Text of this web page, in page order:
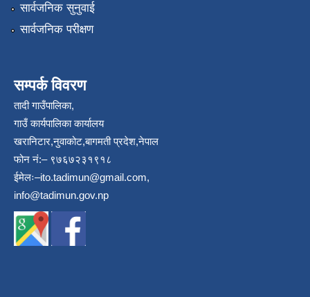
सार्वजनिक सुनुवाई
सार्वजनिक परीक्षण
सम्पर्क विवरण
तादी गाउँपालिका,
गाउँ कार्यपालिका कार्यालय
खरानिटार,नुवाकोट,बागमती प्रदेश,नेपाल
फोन नं:– ९७६७२३१९१८
ईमेलः–ito.tadimun@gmail.com,
info@tadimun.gov.np